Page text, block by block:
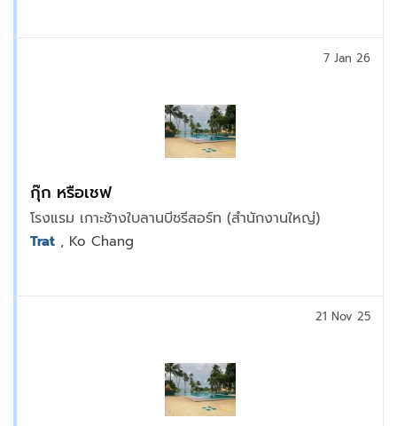
กุ๊ก หรือเชฟ
โรงแรม เกาะช้างใบลานบีชรีสอร์ท (สำนักงานใหญ่)
7 Jan 26
Trat , Ko Chang
21 Nov 25